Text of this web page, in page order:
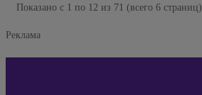
Показано с 1 по 12 из 71 (всего 6 страниц)
Реклама